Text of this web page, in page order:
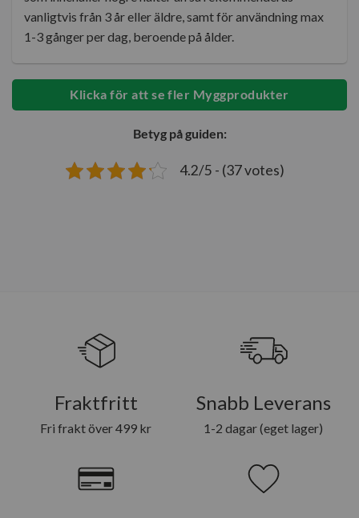
vanligtvis från 3 år eller äldre, samt för användning max
1-3 gånger per dag, beroende på ålder.
Klicka för att se fler Myggprodukter
Betyg på guiden:
4.2/5 - (37 votes)
Fraktfritt
Fri frakt över 499 kr
Snabb Leverans
1-2 dagar (eget lager)